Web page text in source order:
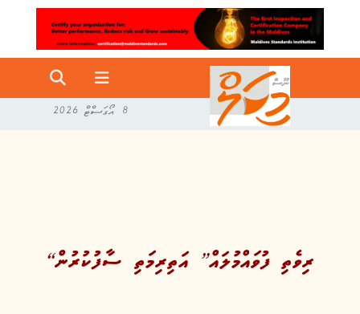
8 އޯގަސްޓް 2026
“ރިވެތި ފުވައްމުލައް” އަތިރިމަތި ސާފުކުރުން